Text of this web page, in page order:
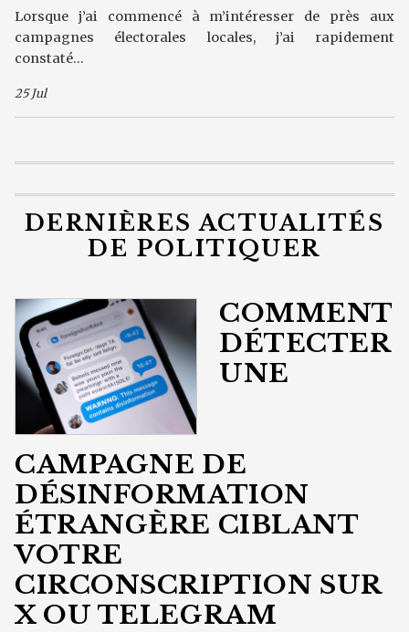
Lorsque j’ai commencé à m’intéresser de près aux
campagnes électorales locales, j’ai rapidement
constaté...
25 Jul
DERNIÈRES ACTUALITÉS
DE POLITIQUER
COMMENT
DÉTECTER
UNE
CAMPAGNE DE
DÉSINFORMATION
ÉTRANGÈRE CIBLANT
VOTRE
CIRCONSCRIPTION SUR
X OU TELEGRAM